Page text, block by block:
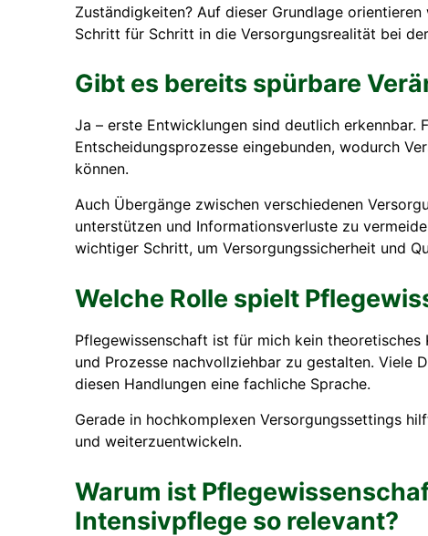
Zuständigkeiten? Auf dieser Grundlage
Schritt für Schritt in die Versorgungsrealität bei
Gibt es bereits spürbare
Ja – erste Entwicklungen sind deutlich
Entscheidungsprozesse eingebunden, wodurch
können.
Auch Übergänge zwischen verschiedenen
unterstützen und Informationsverluste zu
wichtiger Schritt, um Versorgungssicherheit und
Welche Rolle spielt
Pflegewissenschaft ist für mich kein
und Prozesse nachvollziehbar zu gestalten.
diesen Handlungen eine fachliche Sprache.
Gerade in hochkomplexen Versorgungssettings
und weiterzuentwickeln.
Warum ist
Intensivpflege so relevant?